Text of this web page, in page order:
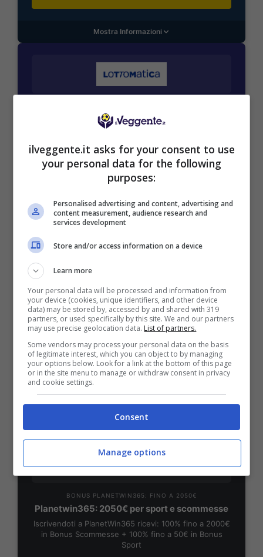
Mostra Informazioni
Fino a 2050€ bonus scommesse e sport
Bonus Scommesse + 100% fino a 2000€ in Bonus
Sport
2050€
VERIFICA
Mostra Informazioni
Bonus Benvenuto Sport: fino a 1.000€
50% sul deposito fino a 50€
1000€
Mostra Informazioni
PlanetWin365
BONUS PLANETWIN365: FINO A 2050€
Planetwin365: 2050€ per sport e scommesse
Iscrivendoti a PlanetWin365 ricevi: 100% fino a 2000€
in Bonus Scommesse + 100% fino a 50€ in Bonus
Sport
ilveggente.it asks for your consent to use
your personal data for the following
purposes:
Personalised advertising and content, advertising and
content measurement, audience research and
services development
Store and/or access information on a device
Learn more
Your personal data will be processed and information from
your device (cookies, unique identifiers, and other device
data) may be stored by, accessed by and shared with 319
partners, or used specifically by this site. We and our partners
may use precise geolocation data. List of partners.
Some vendors may process your personal data on the basis
of legitimate interest, which you can object to by managing
your options below. Look for a link at the bottom of this page
or in the site menu to manage or withdraw consent in privacy
and cookie settings.
Consent
Manage options